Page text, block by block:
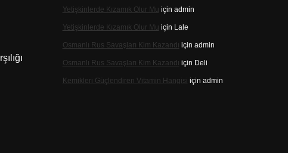
Yetişkinlerde Kızamık Olur Mu için admin
Yetişkinlerde Kızamık Olur Mu için Lale
Osmanlı Rus Savaşları Kim Kazandı için admin
Osmanlı Rus Savaşları Kim Kazandı için Deli
Kemikleri Güçlendiren Vitamin Hangisi için admin